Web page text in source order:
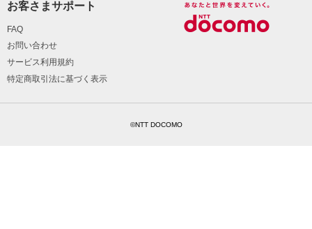
お客さまサポート
FAQ
お問い合わせ
サービス利用規約
特定商取引法に基づく表示
©NTT DOCOMO